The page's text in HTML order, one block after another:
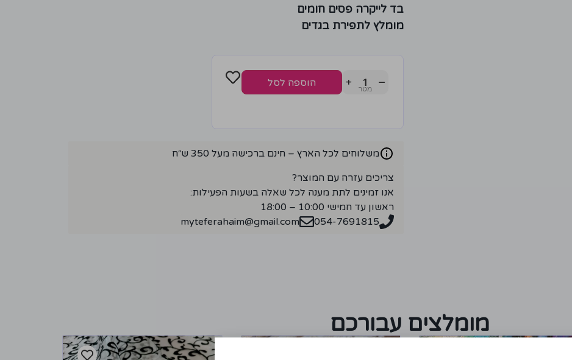
בד לייקרה פסים חומים
מומלץ לתפירת בגדים
−
+ הוספה לסל
משלוחים לכל הארץ – חינם ברכישה מעל 350 ש״ח
צריכים עזרה עם המוצר?
אנו זמינים לתת מענה לכל שאלה בשעות הפעילות:
ראשון עד חמישי 10:00 – 18:00
054-7691815
myteferahaim@gmail.com
מומלצים עבורכם